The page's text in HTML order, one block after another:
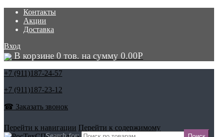
Контакты
Акции
Доставка
Вход
В корзине 0 тов. на сумму 0.00Р
+7 (911)187-24-57
+7 (911)187-23-12
☎ Заказать звонок
Перейти к навигации Перейти к содержимому